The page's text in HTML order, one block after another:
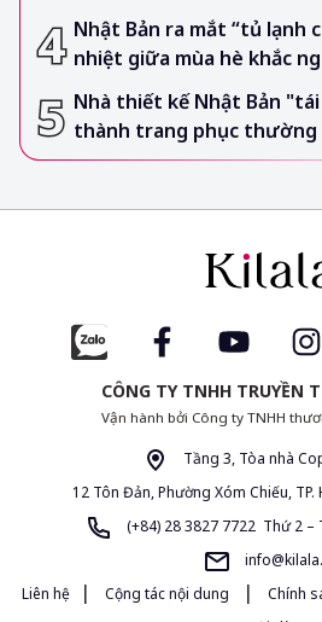
Nhật Bản ra mắt “tủ lạnh
nhiệt giữa mùa hè khắc
Nhà thiết kế Nhật Bản
thành trang phục thường
CÔNG TY TNHH TRUYỀN
Vận hành bởi Công ty TNHH
Tầng 3, Tòa nhà
12 Tôn Đản, Phường Xóm Chiếu, TP.
(+84) 28 3827 7722 Thứ 2
Liên hệ
| Cộng tác nội dung | Chính